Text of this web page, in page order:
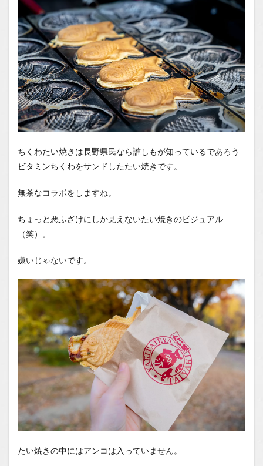
ちくわたい焼きは長野県民なら誰しもが知っているであろう
ビタミンちくわをサンドしたたい焼きです。
無茶なコラボをしますね。
ちょっと悪ふざけにしか見えないたい焼きのビジュアル
（笑）。
嫌いじゃないです。
たい焼きの中にはアンコは入っていません。